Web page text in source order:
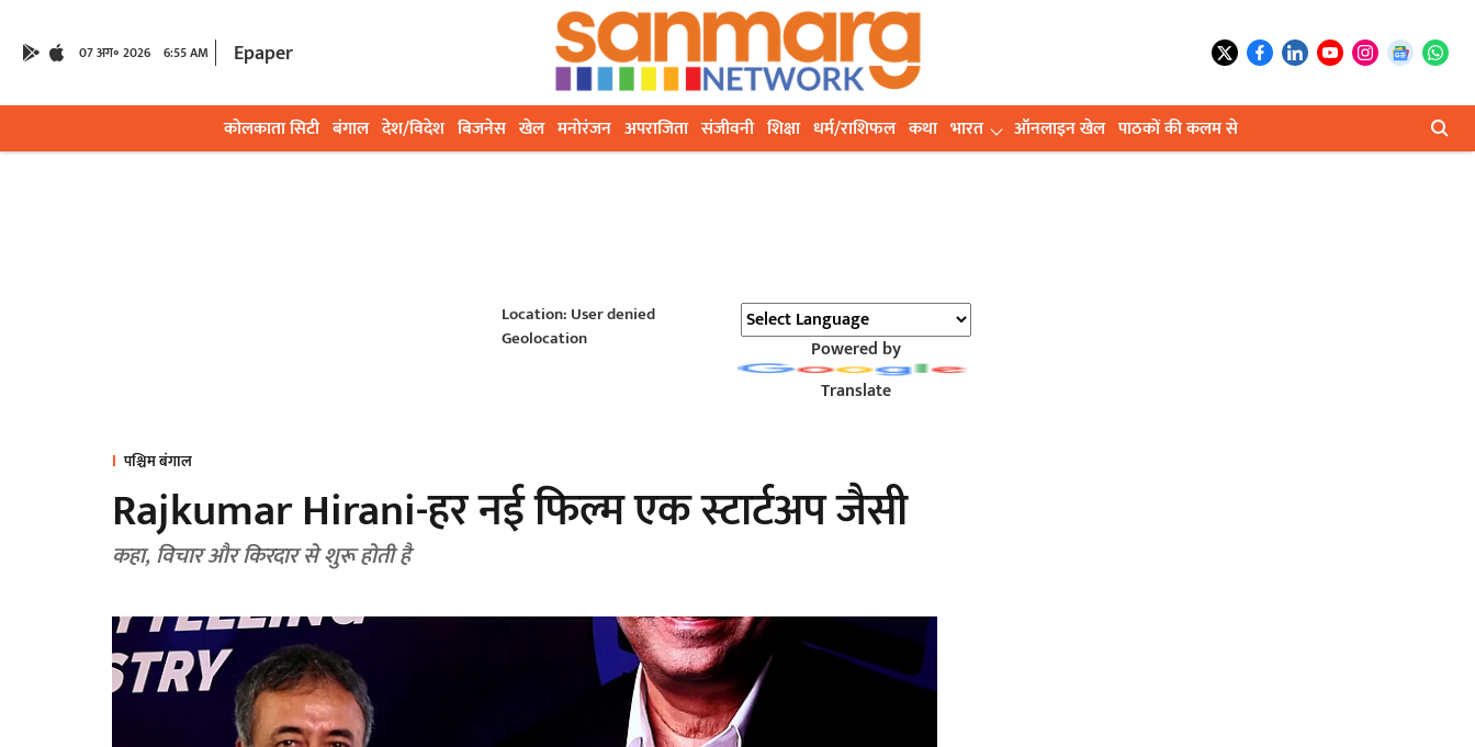
07 अग॰ 2026 6:55 AM Epaper
कोलकाता सिटी बंगाल देश/विदेश बिजनेस खेल मनोरंजन अपराजिता संजीवनी शिक्षा धर्म/राशिफल कथा भारत ऑनलाइन खेल पाठकों की कलम से
Location: User denied
Geolocation
Powered by
Translate
पश्चिम बंगाल
Rajkumar Hirani-हर नई फिल्म एक स्टार्टअप जैसी
कहा, विचार और किरदार से शुरू होती है